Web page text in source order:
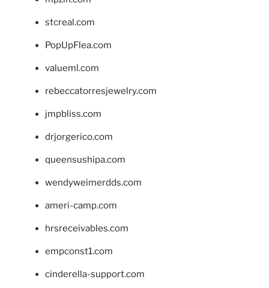
stcreal.com
PopUpFlea.com
valueml.com
rebeccatorresjewelry.com
jmpbliss.com
drjorgerico.com
queensushipa.com
wendyweimerdds.com
ameri-camp.com
hrsreceivables.com
empconst1.com
cinderella-support.com